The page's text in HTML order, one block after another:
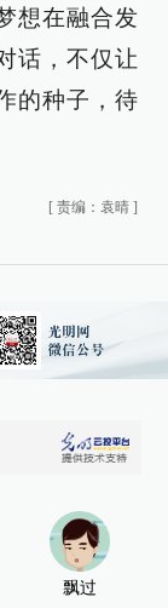
想在融合发
话，不仅让
的种子，待
[ 责编：袁晴 ]
飘过